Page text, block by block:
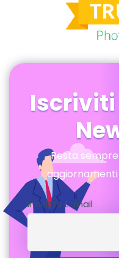
Iscriviti
Resta
aggiornamenti
Indirizzo E-mail